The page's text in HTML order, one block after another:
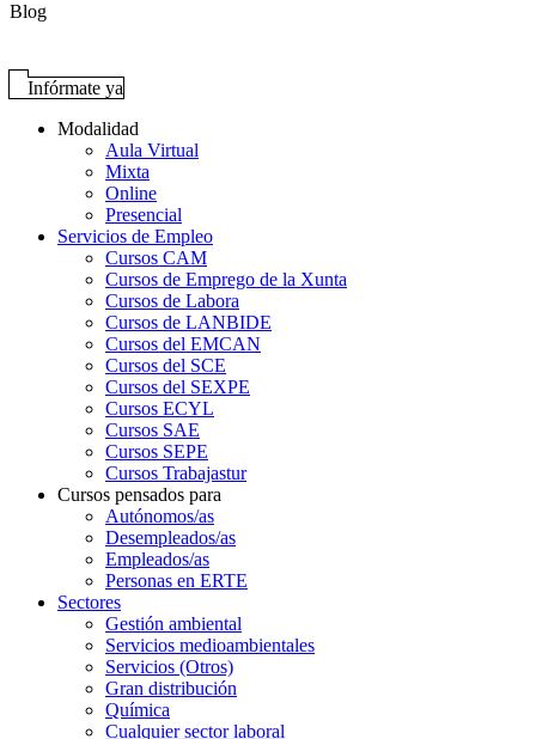
Blog
Infórmate ya
Modalidad
Aula Virtual
Mixta
Online
Presencial
Servicios de Empleo
Cursos CAM
Cursos de Emprego de la Xunta
Cursos de Labora
Cursos de LANBIDE
Cursos del EMCAN
Cursos del SCE
Cursos del SEXPE
Cursos ECYL
Cursos SAE
Cursos SEPE
Cursos Trabajastur
Cursos pensados para
Autónomos/as
Desempleados/as
Empleados/as
Personas en ERTE
Sectores
Gestión ambiental
Servicios medioambientales
Servicios (Otros)
Gran distribución
Química
Cualquier sector laboral